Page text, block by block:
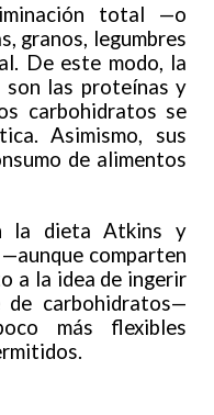
total —o
granos, legumbres
De este modo, la
son las proteínas y
carbohidratos se
Asimismo, sus
de alimentos
la dieta Atkins y
comparten
a la idea de ingerir
de carbohidratos—
más flexibles